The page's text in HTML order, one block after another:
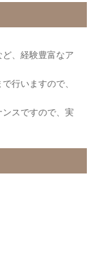
、経験豊富なア
行いますので、
スですので、実